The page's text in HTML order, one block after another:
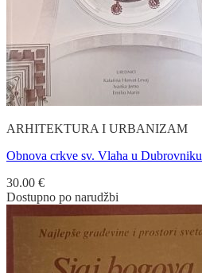
ARHITEKTURA I URBANIZAM
Obnova crkve sv. Vlaha u Dubrovniku
30.00 €
Dostupno po narudžbi